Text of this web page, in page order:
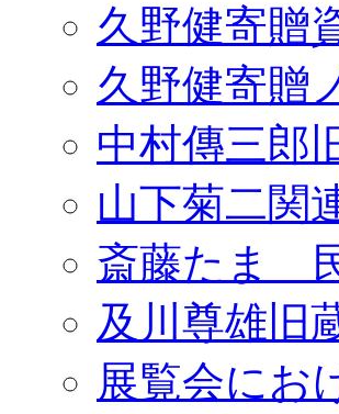
久野健寄贈
久野健寄贈
中村傳三郎
山下菊二関
斎藤たま
及川尊雄旧
展覧会にお